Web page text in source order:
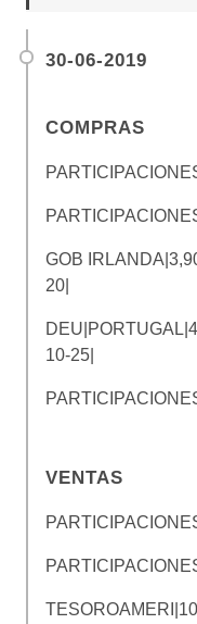
30-06-2019
COMPRAS
GOB
20|
10-25|
VENTAS